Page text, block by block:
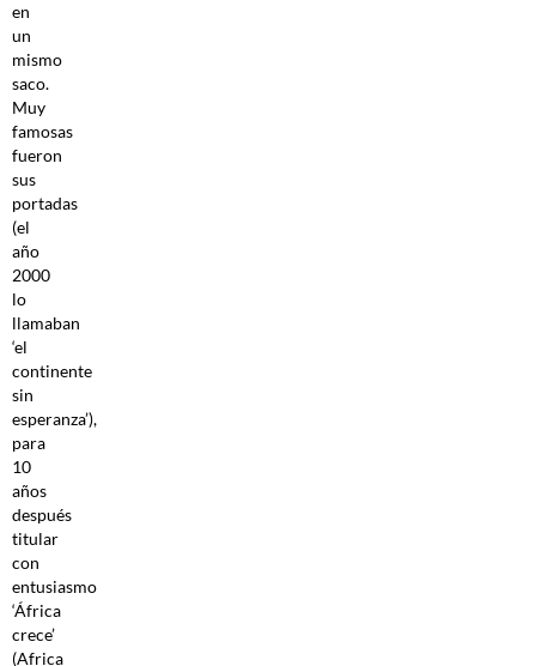
en
un
mismo
saco.
Muy
famosas
fueron
sus
portadas
(el
año
2000
lo
llamaban
‘el
continente
sin
esperanza’),
para
10
años
después
titular
con
entusiasmo
‘África
crece’
(Africa